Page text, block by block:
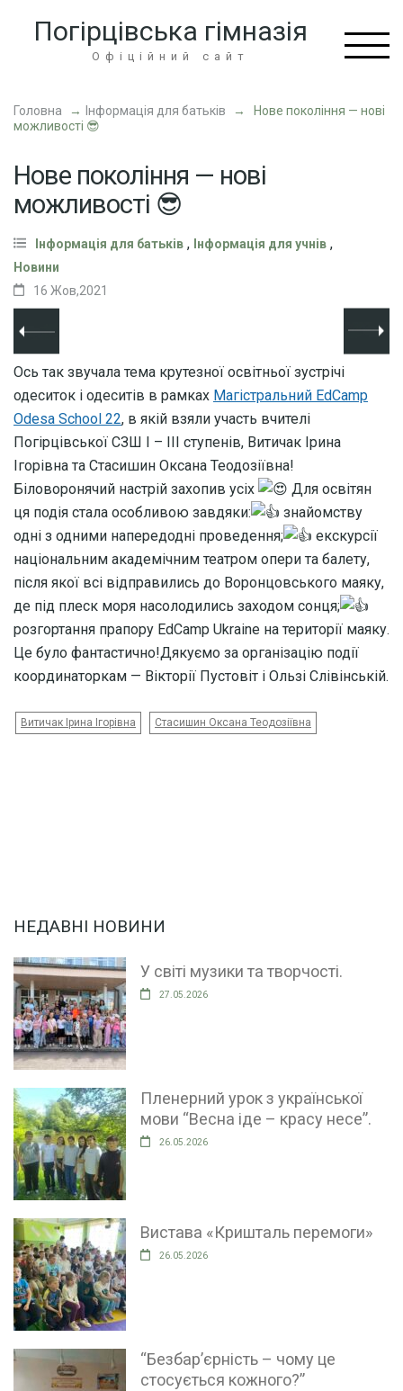
Enter)
Погірцівська гімназія
Офіційний сайт
Головна → Інформація для батьків →
Нове покоління — нові
можливості 😎
Нове покоління — нові
можливості 😎
Інформація для батьків , Інформація для учнів ,
Новини
16 Жов,2021
Ось так звучала тема крутезної освітньої зустрічі
одеситок і одеситів в рамках Магістральний EdCamp
Odesa School 22, в якій взяли участь вчителі
Погірцівської СЗШ І – ІІІ ступенів, Витичак Ірина
Ігорівна та Стасишин Оксана Теодозіївна!
Біловоронячий настрій захопив усіх
Для освітян
ця подія стала особливою завдяки:
знайомству
одні з одними напередодні проведення;
екскурсії
національним академічним театром опери та балету,
після якої всі відправились до Воронцовського маяку,
де під плеск моря насолодились заходом сонця;
розгортання прапору EdCamp Ukraine на території маяку.
Це було фантастично!Дякуємо за організацію події
координаторкам — Вікторії Пустовіт і Ользі Слівінській.
Витичак Ірина Ігорівна Стасишин Оксана Теодозіївна
НЕДАВНІ НОВИНИ
У світі музики та творчості.
27.05.2026
Пленерний урок з української
мови “Весна іде – красу несе”.
26.05.2026
Вистава «Кришталь перемоги»
26.05.2026
“Безбар’єрність – чому це
стосується кожного?”